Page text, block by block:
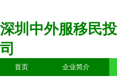
深圳中外服移民
司
首页 企业简介